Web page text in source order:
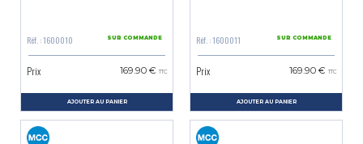
Réf. : 1600010 SUR COMMANDE
Prix 169.90 € TTC
AJOUTER AU PANIER
Réf. : 1600011 SUR COMMANDE
Prix 169.90 € TTC
AJOUTER AU PANIER